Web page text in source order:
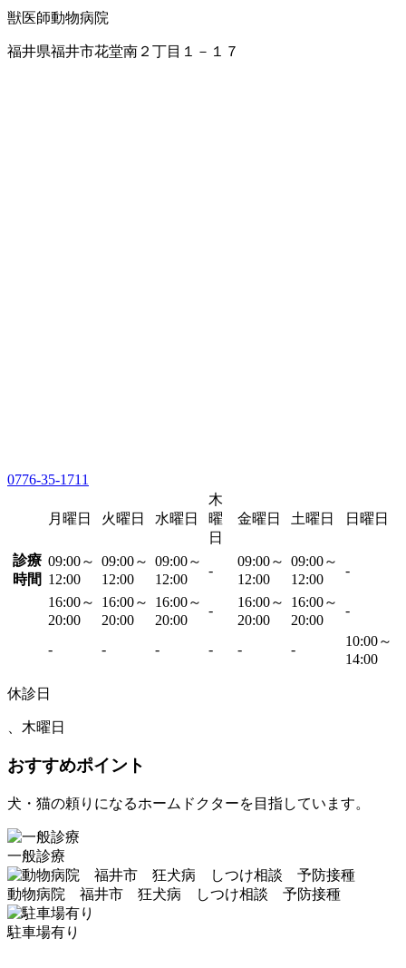
獣医師動物病院
福井県福井市花堂南２丁目１－１７
0776-35-1711
月曜日 火曜日 水曜日
木
曜
日
金曜日 土曜日 日曜日
診療
時間
09:00～
12:00
09:00～
12:00
09:00～
12:00
-
09:00～
12:00
09:00～
12:00
-
16:00～
20:00
16:00～
20:00
16:00～
20:00
-
16:00～
20:00
16:00～
20:00
-
- - - - - -
10:00～
14:00
休診日
、木曜日
おすすめポイント
犬・猫の頼りになるホームドクターを目指しています。
一般診療
動物病院 福井市 狂犬病 しつけ相談 予防接種
駐車場有り